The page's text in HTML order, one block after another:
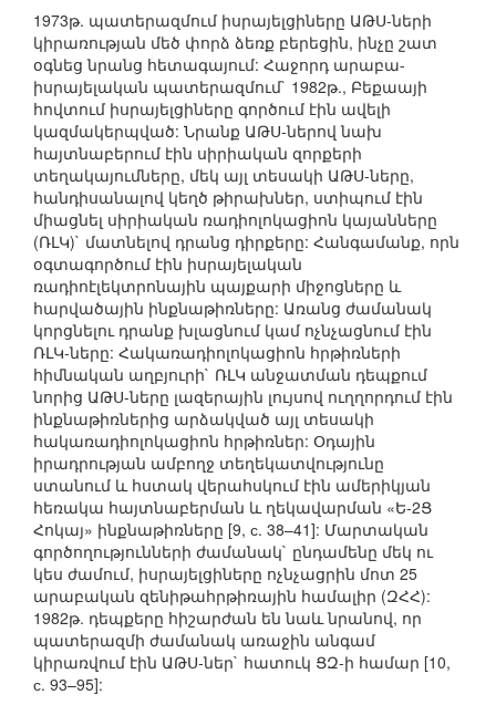
1973թ. պատերազմում իսրայելցիները ԱԹՍ-ների
կիրառության մեծ փորձ ձեռք բերեցին, ինչը շատ
օգնեց նրանց հետագայում: Հաջորդ արաբա-
իսրայելական պատերազմում` 1982թ., Բեքաայի
հովտում իսրայելցիները գործում էին ավելի
կազմակերպված: Նրանք ԱԹՍ-ներով նախ
հայտնաբերում էին սիրիական զորքերի
տեղակայումները, մեկ այլ տեսակի ԱԹՍ-ները,
հանդիսանալով կեղծ թիրախներ, ստիպում էին
միացնել սիրիական ռադիոլոկացիոն կայանները
(ՌԼԿ)` մատնելով դրանց դիրքերը: Հանգամանք, որն
օգտագործում էին իսրայելական
ռադիոէլեկտրոնային պայքարի միջոցները և
հարվածային ինքնաթիռները: Առանց ժամանակ
կորցնելու դրանք խլացնում կամ ոչնչացնում էին
ՌԼԿ-ները: Հակառադիոլոկացիոն հրթիռների
հիմնական աղբյուրի` ՌԼԿ անջատման դեպքում
նորից ԱԹՍ-ները լազերային լույսով ուղղորդում էին
ինքնաթիռներից արձակված այլ տեսակի
հակառադիոլոկացիոն հրթիռներ: Օդային
իրադրության ամբողջ տեղեկատվությունը
ստանում և հստակ վերահսկում էին ամերիկյան
հեռակա հայտնաբերման և ղեկավարման «Ե-2Ց
Հոկայ» ինքնաթիռները [9, с. 38–41]: Մարտական
գործողությունների ժամանակ` ընդամենը մեկ ու
կես ժամում, իսրայելցիները ոչնչացրին մոտ 25
արաբական զենիթահրթիռային համալիր (ԶՀՀ):
1982թ. դեպքերը հիշարժան են նաև նրանով, որ
պատերազմի ժամանակ առաջին անգամ
կիրառվում էին ԱԹՍ-ներ` հատուկ ՑԶ-ի համար [10,
с. 93–95]: